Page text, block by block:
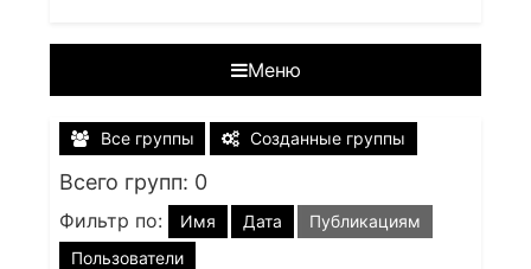
Меню
Все группы Созданные группы
Всего групп: 0
Фильтр по: Имя Дата
Публикациям
Пользователи